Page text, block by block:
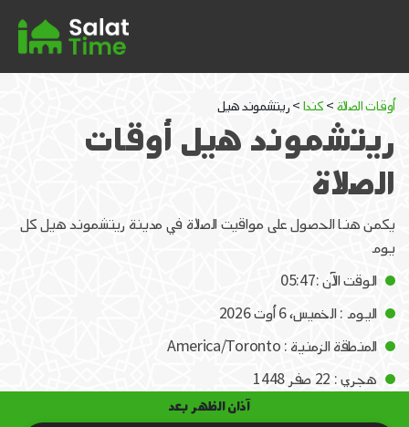
أوقات الصلاة > كندا > ريتشموند هيل
ريتشموند هيل أوقات
الصلاة
يكمن هنا الحصول على مواقيت الصلاة في مدينة ريتشموند هيل كل
يوم
الوقت الآن :05:47
اليوم : الخميس، 6 أوت 2026
المنطقة الزمنية : America/Toronto
هجري : 22 صفر 1448
آذان الظهر بعد